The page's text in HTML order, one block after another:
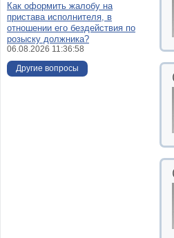
Как оформить жалобу на
пристава исполнителя, в
отношении его бездействия по
розыску должника?
06.08.2026 11:36:58
Другие вопросы